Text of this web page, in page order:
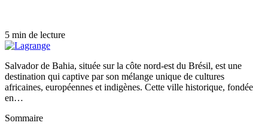
5 min de lecture
Salvador de Bahia, située sur la côte nord-est du Brésil, est une
destination qui captive par son mélange unique de cultures
africaines, européennes et indigènes. Cette ville historique, fondée
en…
Sommaire